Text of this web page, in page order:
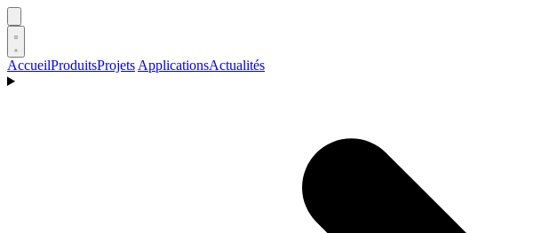
AccueilProduitsProjets ApplicationsActualités